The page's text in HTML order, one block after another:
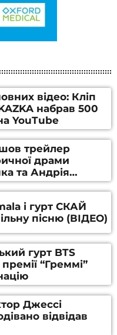
відео: Кліп
набрав 500
YouTube
трейлер
драми
та Андрія
і гурт СКАЙ
пісню (ВІДЕО)
гурт BTS
“Греммі”
Джессі
відвідав